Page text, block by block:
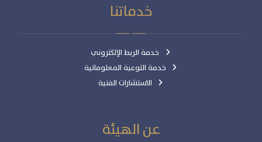
خدماتنا
خدمة الربط الإلكتروني
خدمة التوعية المعلوماتية
الاستشارات الفنية
عن الهيئة